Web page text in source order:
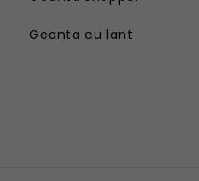
Geanta cu lant